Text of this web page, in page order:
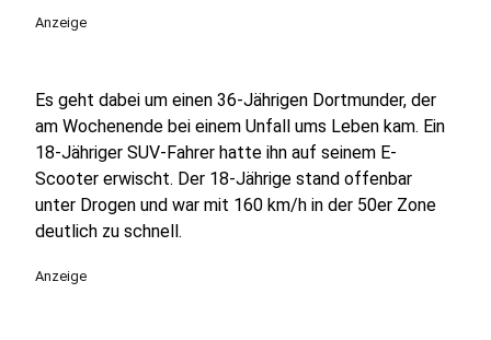
Anzeige
Es geht dabei um einen 36-Jährigen Dortmunder, der
am Wochenende bei einem Unfall ums Leben kam. Ein
18-Jähriger SUV-Fahrer hatte ihn auf seinem E-
Scooter erwischt. Der 18-Jährige stand offenbar
unter Drogen und war mit 160 km/h in der 50er Zone
deutlich zu schnell.
Anzeige